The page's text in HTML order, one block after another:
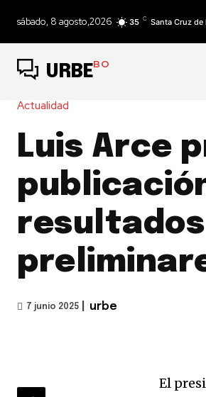
sábado, 8 agosto,2026 35 C Santa Cruz de
URBEBO
Actualidad
Luis Arce
7 junio 2025 urbe
El